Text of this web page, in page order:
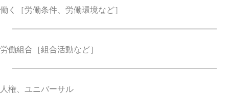
働く ［労働条件、労働環境など］
労働組合 ［組合活動など］
人権、ユニバーサル